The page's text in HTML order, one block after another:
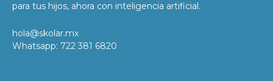
para tus hijos, ahora con inteligencia artificial.
hola@skolar.mx
Whatsapp: 722 381 6820